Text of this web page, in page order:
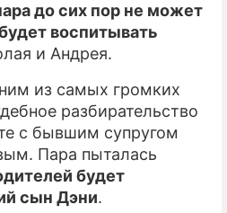
до сих пор не может
воспитывать
и Андрея.
из самых громких
разбирательство
с бывшим супругом
Пара пыталась
будет
сын Дэни.